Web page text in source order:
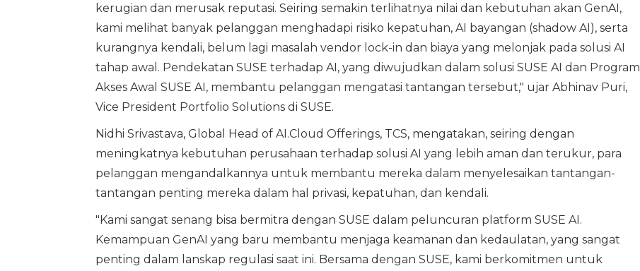
kerugian dan merusak reputasi. Seiring semakin terlihatnya nilai dan kebutuhan akan GenAI,
kami melihat banyak pelanggan menghadapi risiko kepatuhan, AI bayangan (shadow AI), serta
kurangnya kendali, belum lagi masalah vendor lock-in dan biaya yang melonjak pada solusi AI
tahap awal. Pendekatan SUSE terhadap AI, yang diwujudkan dalam solusi SUSE AI dan Program
Akses Awal SUSE AI, membantu pelanggan mengatasi tantangan tersebut," ujar Abhinav Puri,
Vice President Portfolio Solutions di SUSE.
Nidhi Srivastava, Global Head of AI.Cloud Offerings, TCS, mengatakan, seiring dengan
meningkatnya kebutuhan perusahaan terhadap solusi AI yang lebih aman dan terukur, para
pelanggan mengandalkannya untuk membantu mereka dalam menyelesaikan tantangan-
tantangan penting mereka dalam hal privasi, kepatuhan, dan kendali.
"Kami sangat senang bisa bermitra dengan SUSE dalam peluncuran platform SUSE AI.
Kemampuan GenAI yang baru membantu menjaga keamanan dan kedaulatan, yang sangat
penting dalam lanskap regulasi saat ini. Bersama dengan SUSE, kami berkomitmen untuk